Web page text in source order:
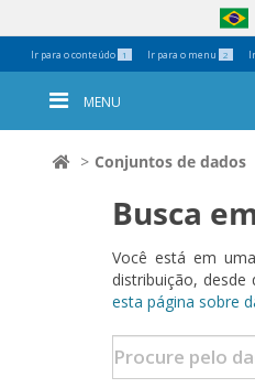
Ir para o conteúdo 1 Ir para o menu 2
MENU
Conjuntos de dados
Busca
Você está em
distribuição,
esta página sobre